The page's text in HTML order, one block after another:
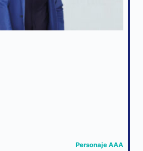
Personaje AAA